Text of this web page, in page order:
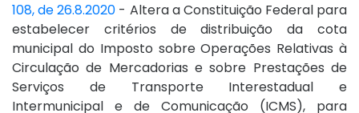
108, de 26.8.2020 - Altera a Constituição Federal para
estabelecer critérios de distribuição da cota
municipal do Imposto sobre Operações Relativas à
Circulação de Mercadorias e sobre Prestações de
Serviços de Transporte Interestadual e
Intermunicipal e de Comunicação (ICMS), para